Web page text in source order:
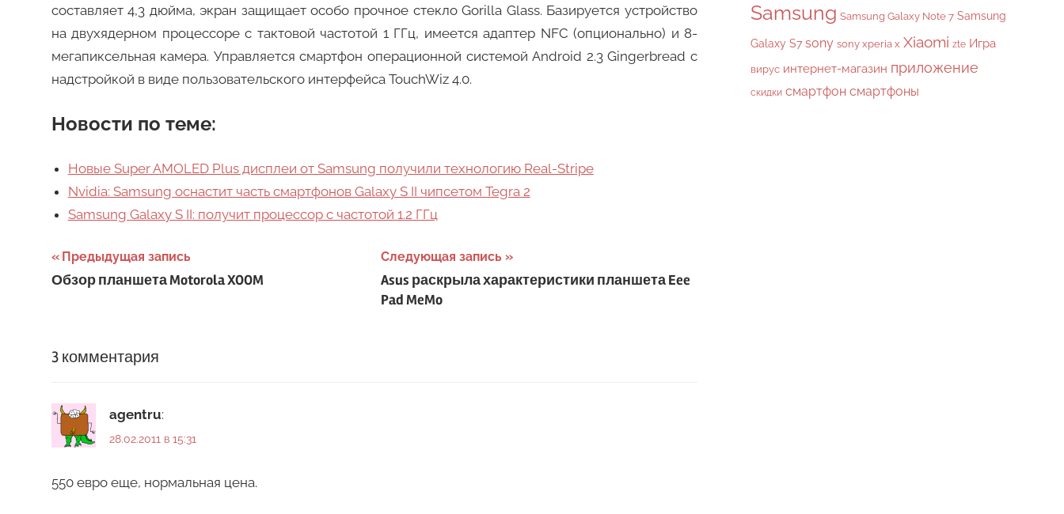
составляет 4,3 дюйма, экран защищает особо прочное стекло Gorilla Glass. Базируется устройство
на двухядерном процессоре с тактовой частотой 1 ГГц, имеется адаптер NFC (опционально) и 8-
мегапиксельная камера. Управляется смартфон операционной системой Android 2.3 Gingerbread с
надстройкой в виде пользовательского интерфейса TouchWiz 4.0.
Новости по теме:
Новые Super AMOLED Plus дисплеи от Samsung получили технологию Real-Stripe
Nvidia: Samsung оснастит часть смартфонов Galaxy S II чипсетом Tegra 2
Samsung Galaxy S II: получит процессор с частотой 1.2 ГГц
Навигация
по
Предыдущая запись
Обзор планшета Motorola XOOM
Следующая запись
Asus раскрыла характеристики планшета Eee
Pad MeMo
3 комментария
agentru:
28.02.2011 в 15:31
550 евро еще, нормальная цена.
Samsung Samsung Galaxy Note 7 Samsung
Galaxy S7 sony sony xperia x Xiaomi zte Игра
вирус интернет-магазин приложение
скидки смартфон смартфоны